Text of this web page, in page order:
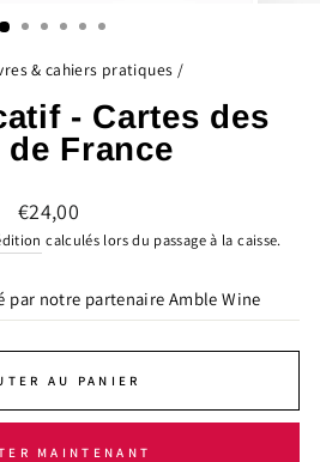
& cahiers pratiques /
- Cartes des
France
Prix
régulier
€24,00
calculés lors du passage à la caisse.
par notre partenaire Amble Wine
AU PANIER
MAINTENANT